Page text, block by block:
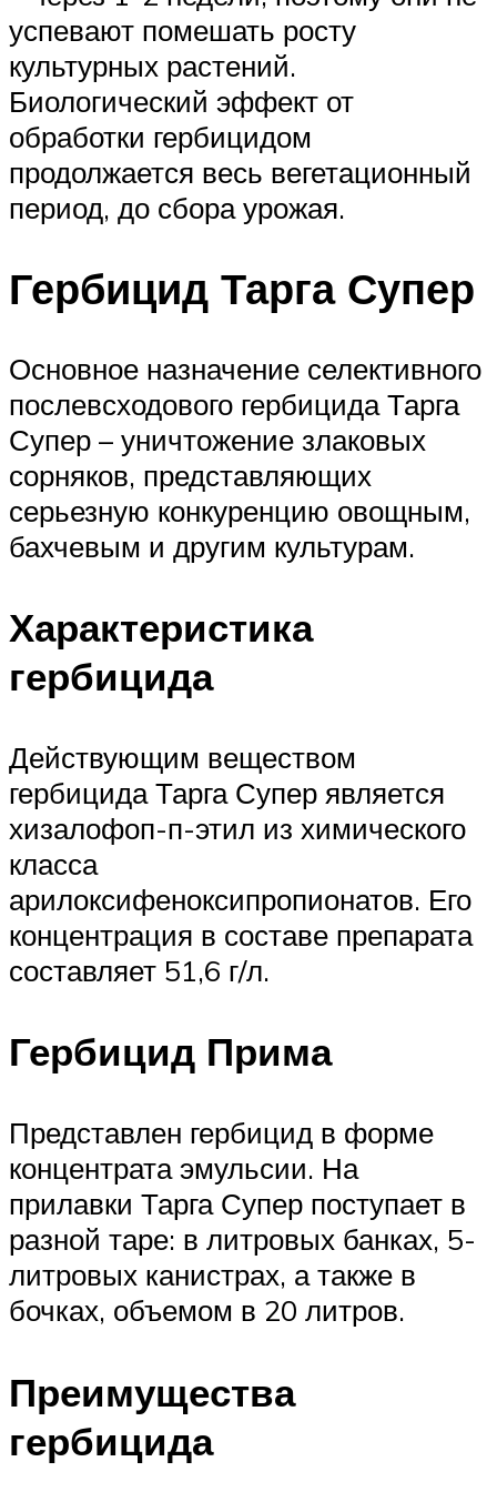
успевают помешать росту
культурных растений.
Биологический эффект от
обработки гербицидом
продолжается весь вегетационный
период, до сбора урожая.
Гербицид Тарга Супер
Основное назначение селективного
послевсходового гербицида Тарга
Супер – уничтожение злаковых
сорняков, представляющих
серьезную конкуренцию овощным,
бахчевым и другим культурам.
Характеристика
гербицида
Действующим веществом
гербицида Тарга Супер является
хизалофоп-п-этил из химического
класса
арилоксифеноксипропионатов. Его
концентрация в составе препарата
составляет 51,6 г/л.
Гербицид Прима
Представлен гербицид в форме
концентрата эмульсии. На
прилавки Тарга Супер поступает в
разной таре: в литровых банках, 5-
литровых канистрах, а также в
бочках, объемом в 20 литров.
Преимущества
гербицида